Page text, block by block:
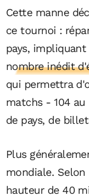
Cette manne
ce tournoi :
pays,
nombre inédit
qui permettra
matchs - 104
de pays, de
Plus
mondiale. Selon
hauteur de 40